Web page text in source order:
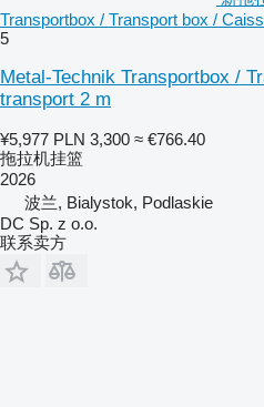
Transportbox / Transport box /
5
Metal-Technik Transportbox /
transport 2 m
¥5,977 PLN 3,300 ≈ €766.40
拖拉机挂篮
2026
波兰, Bialystok, Podlaskie
DC Sp. z o.o.
联系卖方